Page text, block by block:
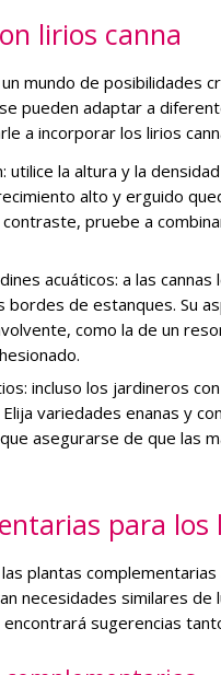
lirios canna
mundo de posibilidades
pueden adaptar a
a incorporar los lirios
utilice la altura y la
alto y erguido
pruebe a
acuáticos: a las
bordes de estanques. Su
como la de un
incluso los jardineros
variedades enanas y
asegurarse de que las
para los
plantas
necesidades similares
sugerencias